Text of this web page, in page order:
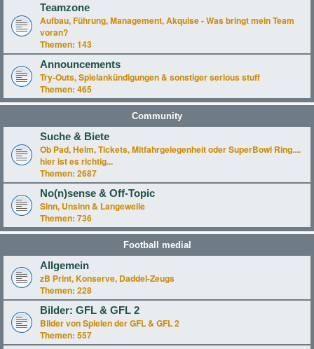
Teamzone
Aufbau, Führung, Management, Akquise - Was bringt mein Team
voran?
Themen: 143
Announcements
Try-Outs, Spielankündigungen & sonstiger serious stuff
Themen: 465
Community
Suche & Biete
Ob Pad, Helm, Tickets, Mitfahrgelegenheit oder SuperBowl Ring....
hier ist es richtig...
Themen: 2687
No(n)sense & Off-Topic
Sinn, Unsinn & Langeweile
Themen: 736
Football medial
Allgemein
zB Print, Konserve, Daddel-Zeugs
Themen: 228
Bilder: GFL & GFL 2
Bilder von Spielen der GFL & GFL 2
Themen: 557